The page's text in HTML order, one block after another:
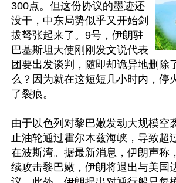
300点。但这份协议的墨迹还
没干，中东局势似乎又开始剑
拔弩张起来了。9号，伊朗驻
巴基斯坦大使刚刚发文说代表
团要出发谈判，随即却诡异地删除
么？因为就在这短短几小时内，停
了裂痕。
由于以色列对黎巴嫩发动大规模空
止油轮通过霍尔木兹海峡，导致超
在波斯湾。据最新消息，伊朗声称
续攻击黎巴嫩，伊朗将退出与美国